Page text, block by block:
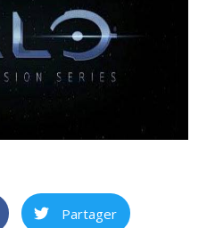
Partager